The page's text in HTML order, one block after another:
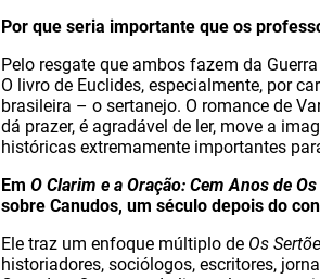
Por que seria importante que os
Pelo resgate que ambos fazem da
O livro de Euclides, especialmente, por
brasileira – o sertanejo. O romance de
dá prazer, é agradável de ler, move a
históricas extremamente importantes
Em O Clarim e a Oração: Cem Anos de
sobre Canudos, um século depois do
Ele traz um enfoque múltiplo de Os
historiadores, sociólogos, escritores,